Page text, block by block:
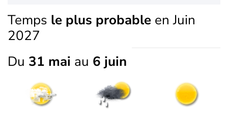
Temps le plus probable en Juin
2027
Du 31 mai au 6 juin